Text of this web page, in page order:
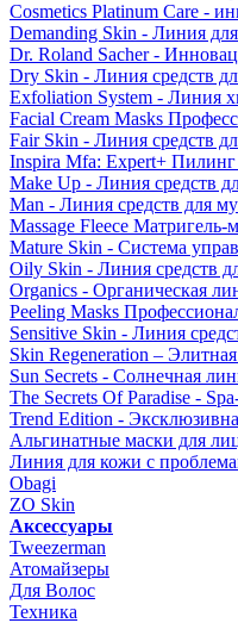
Cosmetics Platinum Care -
Demanding Skin - Линия
Dr. Roland Sacher -
Dry Skin - Линия средств
Exfoliation System - Линия
Facial Cream Masks
Fair Skin - Линия средств
Inspira Mfa: Expert+
Make Up - Линия средств
Man - Линия средств для
Massage Fleece Матригель-
Mature Skin - Система
Oily Skin - Линия средств
Organics - Органическая
Peeling Masks
Sensitive Skin - Линия
Skin Regeneration –
Sun Secrets - Солнечная
The Secrets Of Paradise -
Trend Edition -
Альгинатные маски для
Линия для кожи с
Obagi
ZO Skin
Aксессуары
Tweezerman
Атомайзеры
Для Волос
Техника